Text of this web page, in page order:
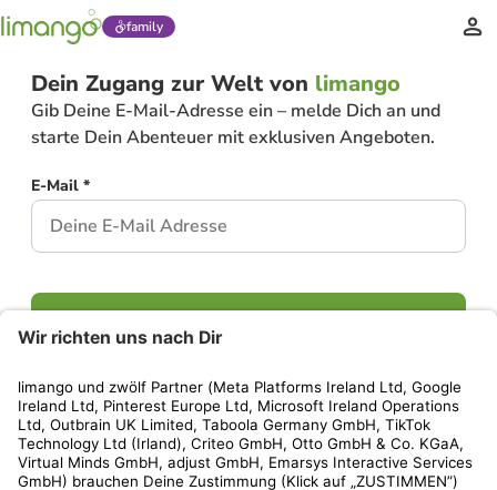
family
Dein Zugang zur Welt von limango
Gib Deine E-Mail-Adresse ein – melde Dich an und
starte Dein Abenteuer mit exklusiven Angeboten.
E-Mail *
Weiter